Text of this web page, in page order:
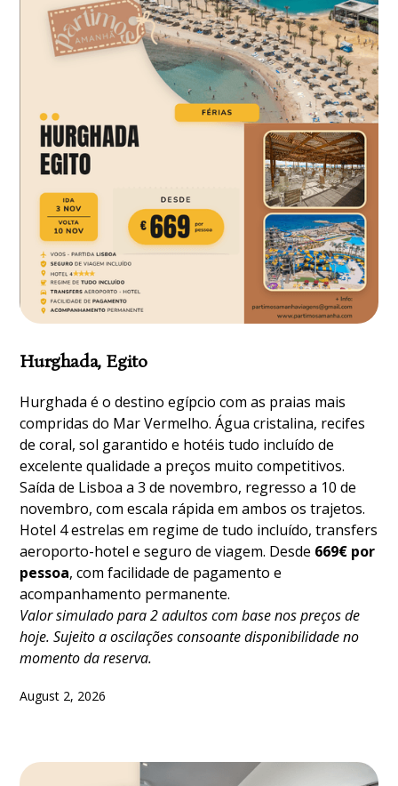
Hurghada, Egito
Hurghada é o destino egípcio com as praias mais
compridas do Mar Vermelho. Água cristalina, recifes
de coral, sol garantido e hotéis tudo incluído de
excelente qualidade a preços muito competitivos.
Saída de Lisboa a 3 de novembro, regresso a 10 de
novembro, com escala rápida em ambos os trajetos.
Hotel 4 estrelas em regime de tudo incluído, transfers
aeroporto-hotel e seguro de viagem. Desde 669€ por
pessoa, com facilidade de pagamento e
acompanhamento permanente.
Valor simulado para 2 adultos com base nos preços de
hoje. Sujeito a oscilações consoante disponibilidade no
momento da reserva.
August 2, 2026